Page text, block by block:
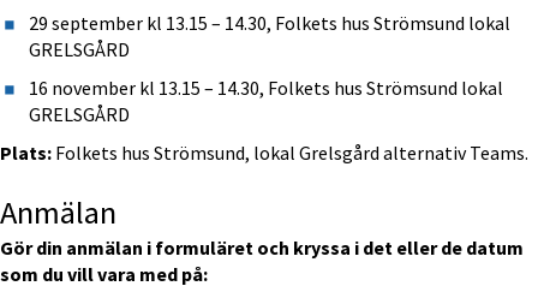
29 september kl 13.15 – 14.30, Folkets hus Strömsund lokal
GRELSGÅRD
16 november kl 13.15 – 14.30, Folkets hus Strömsund lokal
GRELSGÅRD
Plats: Folkets hus Strömsund, lokal Grelsgård alternativ Teams.
Anmälan
Gör din anmälan i formuläret och kryssa i det eller de datum
som du vill vara med på: